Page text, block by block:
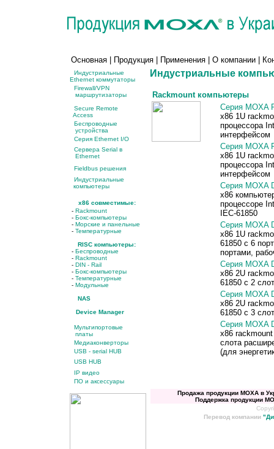
Основная Продукция Применения О компании
Индустриальные
Ethernet коммутаторы
Firewall/VPN
маршрутизаторы
Secure Remote
Access
Беспроводные
устройства
Серия Ethernet I/O
Сервера Serial в
Ethernet
Fieldbus решения
Индустриальные
компьютеры
x86 совместимые:
- Rackmount
- Бокс-компьютеры
- Морские и панельные
- Температурные
RISC компьютеры:
- Беспроводные
- Rackmount
- DIN - Rail
- Бокс-компьютеры
- Температурные
- Модульные
NAS
Device Manager
Мультипортовые
платы
Медиаконверторы
USB - serial HUB
USB HUB
IP видео
ПО и аксессуары
Индустриальные
Rackmount компьютеры
Серия MOXA
x86 1U
процессора
интерфейсом
Серия MOXA
x86 1U
процессора
интерфейсом
Серия MOXA
x86
процессоре
IEC-61850
Серия MOXA
x86 1U
61850 с 6
портами,
Серия MOXA
x86 2U
61850 с 2
Серия MOXA
x86 2U
61850 с 3
Серия MOXA
x86
слота
(для
Продажа продукции MOXA в
Поддержка продукции
Перевод компании "